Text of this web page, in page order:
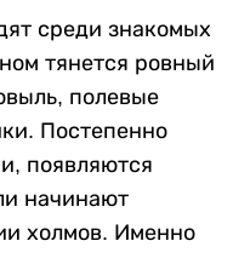
среди знакомых
тянется ровный
полевые
Постепенно
появляются
начинают
холмов. Именно